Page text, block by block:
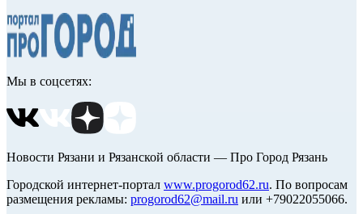
Мы в соцсетях:
Новости Рязани и Рязанской области — Про Город Рязань
Городской интернет-портал www.progorod62.ru. По вопросам
размещения рекламы: progorod62@mail.ru или +79022055066.